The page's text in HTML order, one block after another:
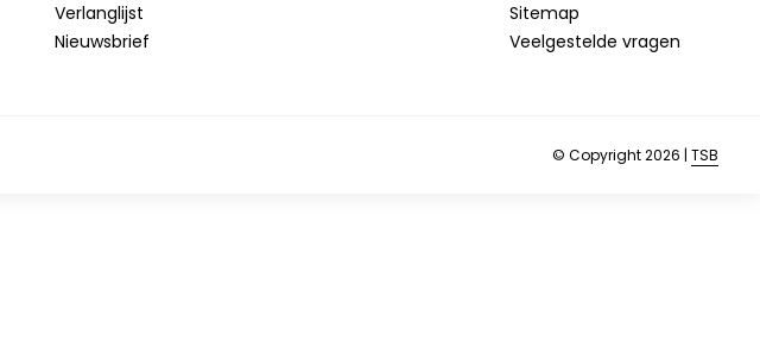
Verlanglijst
Nieuwsbrief
Sitemap
Veelgestelde vragen
© Copyright 2026 | TSB